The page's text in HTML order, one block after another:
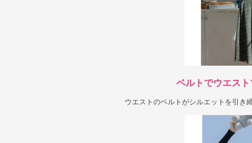
ベルトでウエス
ウエストのベルトがシルエットを引き